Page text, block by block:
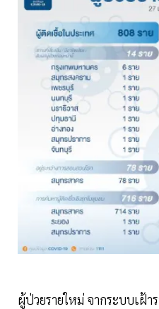
ผู้ป่วยรายใหม่ จากระบบเฝ้า